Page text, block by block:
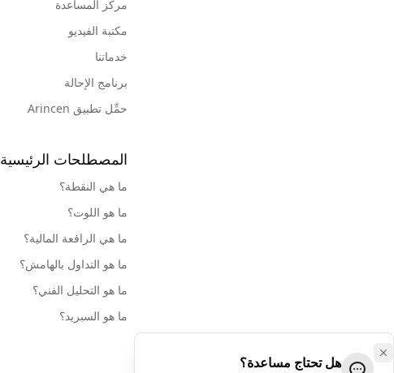
مركز المساعدة
مكتبة الفيديو
خدماتنا
برنامج الإحالة
حمِّل تطبيق Arincen
المصطلحات الرئيسية
ما هي النقطة؟
ما هو اللوت؟
ما هي الرافعة المالية؟
ما هو التداول بالهامش؟
ما هو التحليل الفني؟
ما هو السبريد؟
هل تحتاج مساعدة؟